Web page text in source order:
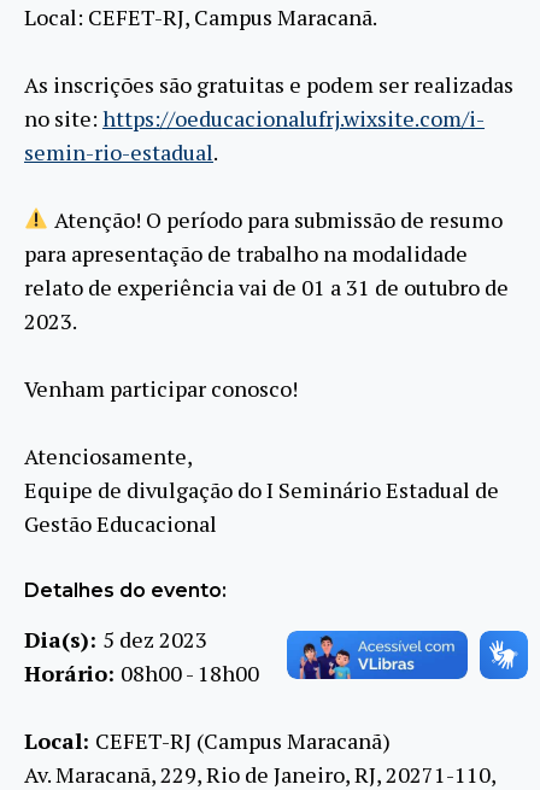
Local: CEFET-RJ, Campus Maracanã.
As inscrições são gratuitas e podem ser realizadas
no site: https://oeducacionalufrj.wixsite.com/i-
semin-rio-estadual.
Atenção! O período para submissão de resumo
para apresentação de trabalho na modalidade
relato de experiência vai de 01 a 31 de outubro de
2023.
Venham participar conosco!
Atenciosamente,
Equipe de divulgação do I Seminário Estadual de
Gestão Educacional
Detalhes do evento:
Dia(s): 5 dez 2023
Horário: 08h00 - 18h00
Local: CEFET-RJ (Campus Maracanã)
Av. Maracanã, 229, Rio de Janeiro, RJ, 20271-110,